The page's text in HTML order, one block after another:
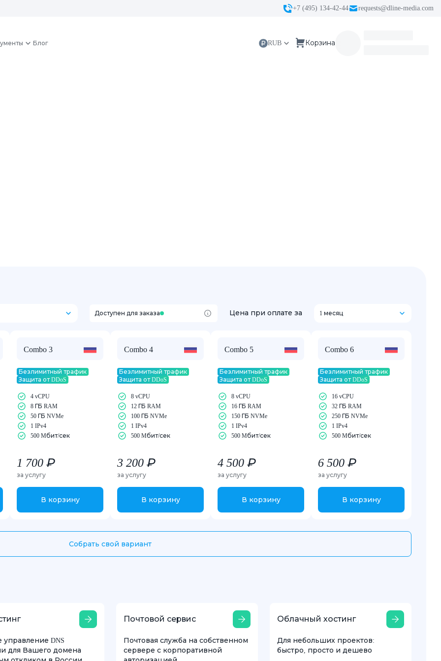
+7 (495) 134-42-44 requests@dline-media.com
Блог RUB Корзина
Доступен для заказа Цена при оплате за 1 месяц
Combo 3
Безлимитный трафик
Защита от DDoS
4 vCPU
8 ГБ RAM
50 ГБ NVMe
1 IPv4
500 Mбит/сек
1 700 ₽
за услугу
В корзину
Combo 4
Безлимитный трафик
Защита от DDoS
8 vCPU
12 ГБ RAM
100 ГБ NVMe
1 IPv4
500 Mбит/сек
3 200 ₽
за услугу
В корзину
Combo 5
Безлимитный трафик
Защита от DDoS
8 vCPU
16 ГБ RAM
150 ГБ NVMe
1 IPv4
500 Mбит/сек
4 500 ₽
за услугу
В корзину
Combo 6
Безлимитный трафик
Защита от DDoS
16 vCPU
32 ГБ RAM
250 ГБ NVMe
1 IPv4
500 Mбит/сек
6 500 ₽
за услугу
В корзину
Собрать свой вариант
управление DNS
для Вашего домена
Почтовой сервис
Почтовая служба на собственном
сервере с корпоративной
Облачный хостинг
Для небольших проектов:
быстро, просто и дешево